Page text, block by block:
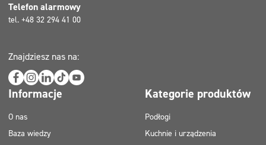
Filtry
Typ mycia
Mycie maszynowe
Mycie ręczne
Certyfikat
Safe for You Safe for Earth
Telefon alarmowy
tel. +48 32 294 41 00
Znajdziesz nas na:
Informacje
O nas
Baza wiedzy
Kategorie produktów
Podłogi
Kuchnie i urządzenia